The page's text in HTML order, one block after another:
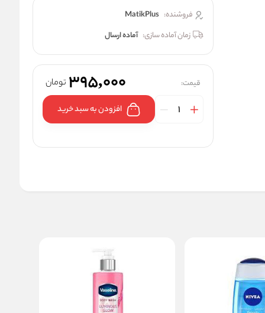
فروشنده: MatikPlus
زمان آماده سازی: آماده ارسال
قیمت: 395,000 تومان
افزودن به سبد خرید